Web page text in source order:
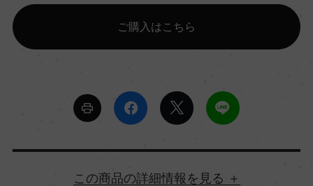
ご購入はこちら
詳細情報